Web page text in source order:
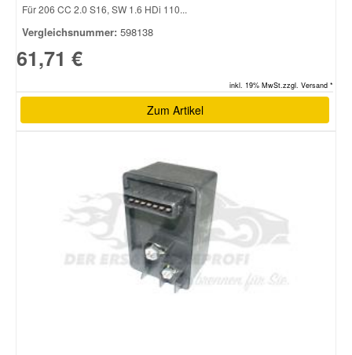
Für 206 CC 2.0 S16, SW 1.6 HDi 110...
Vergleichsnummer: 598138
61,71 €
inkl. 19% MwSt.zzgl. Versand *
Zum Artikel